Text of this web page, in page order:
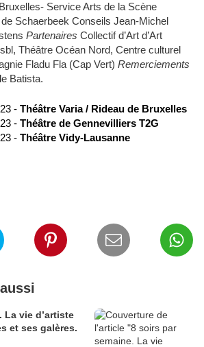
Service Arts de la Scène
Schaerbeek Conseils Jean-Michel
Partenaires Collectif d’Art d’Art
Théâtre Océan Nord, Centre culturel
Fladu Fla (Cap Vert) Remerciements
Batista.
- Théâtre Varia / Rideau de Bruxelles
- Théâtre de Gennevilliers T2G
- Théâtre Vidy-Lausanne
La vie d’artiste
et ses galères.